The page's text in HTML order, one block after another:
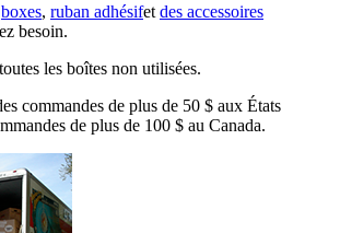
boxes, ruban adhésifet des accessoires
besoin.
les boîtes non utilisées.
commandes de plus de 50 $ aux États
de plus de 100 $ au Canada.